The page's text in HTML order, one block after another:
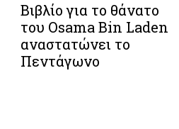
Βιβλίο για το θάνατο
του Osama Bin Laden
αναστατώνει το
Πεντάγωνο